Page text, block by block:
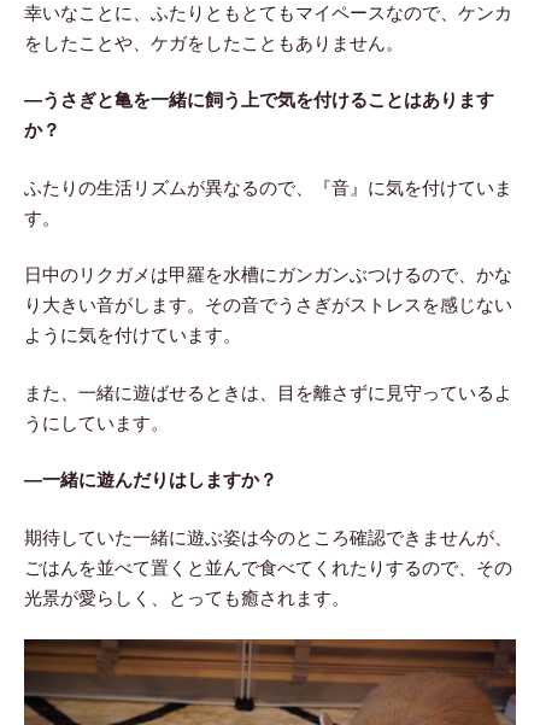
幸いなことに、ふたりともとてもマイペースなので、ケンカ
をしたことや、ケガをしたこともありません。
―うさぎと亀を一緒に飼う上で気を付けることはあります
か？
ふたりの生活リズムが異なるので、『音』に気を付けていま
す。
日中のリクガメは甲羅を水槽にガンガンぶつけるので、かな
り大きい音がします。その音でうさぎがストレスを感じない
ように気を付けています。
また、一緒に遊ばせるときは、目を離さずに見守っているよ
うにしています。
―一緒に遊んだりはしますか？
期待していた一緒に遊ぶ姿は今のところ確認できませんが、
ごはんを並べて置くと並んで食べてくれたりするので、その
光景が愛らしく、とっても癒されます。